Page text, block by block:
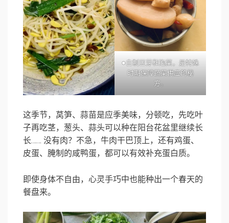
●自制豆芽和泡菜，是特殊
时期保障蔬菜供应的秘
方。
这季节，莴笋、蒜苗是应季美味，分顿吃，先吃叶
子再吃茎，葱头、蒜头可以种在阳台花盆里继续长
长…… 没有肉？不急，牛肉干巴顶上，还有鸡蛋、
皮蛋、腌制的咸鸭蛋，都可以有效补充蛋白质。
即使身体不自由，心灵手巧中也能种出一个春天的
餐盘来。